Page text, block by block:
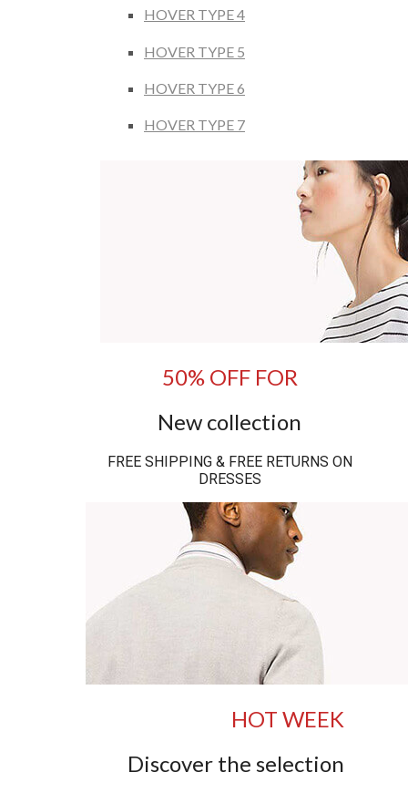
HOVER TYPE 4
HOVER TYPE 5
HOVER TYPE 6
HOVER TYPE 7
50% OFF FOR
New collection
FREE SHIPPING & FREE RETURNS ON
DRESSES
HOT WEEK
Discover the selection